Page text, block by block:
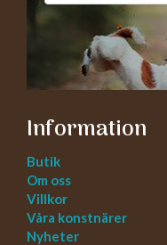
Information
Butik
Om oss
Villkor
Våra konstnärer
Nyheter